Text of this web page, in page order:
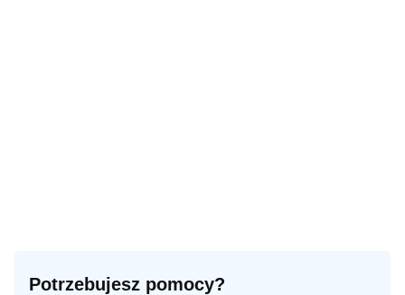
Potrzebujesz pomocy?